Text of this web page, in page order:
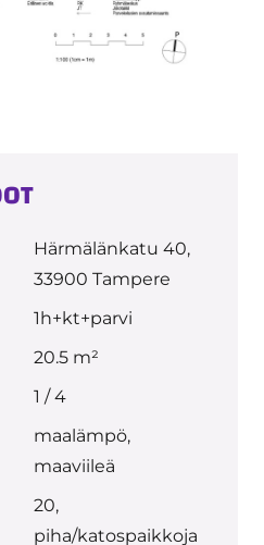
Härmälänkatu 40,
33900 Tampere
1h+kt+parvi
20.5 m²
1 / 4
maalämpö,
maaviileä
20,
piha/katospaikkoja